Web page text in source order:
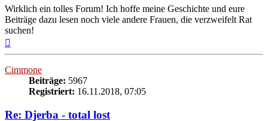
Wirklich ein tolles Forum! Ich hoffe meine Geschichte und eure
Beiträge dazu lesen noch viele andere Frauen, die verzweifelt Rat
suchen!
Cimmone
Beiträge: 5967
Registriert: 16.11.2018, 07:05
Re: Djerba - total lost